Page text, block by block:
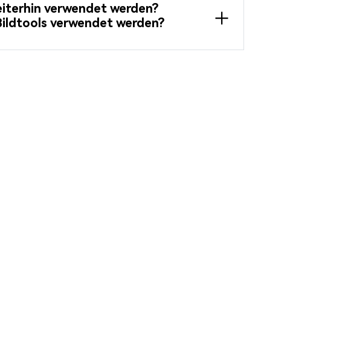
verwendet werden?
verwendet werden?